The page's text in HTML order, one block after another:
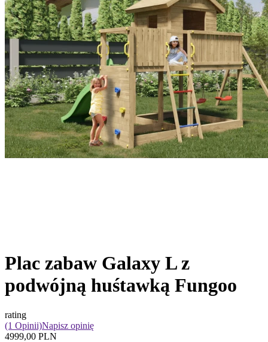
Plac zabaw Galaxy L z
podwójną huśtawką Fungoo
rating
(1 Opinii)Napisz opinię
4999,00 PLN